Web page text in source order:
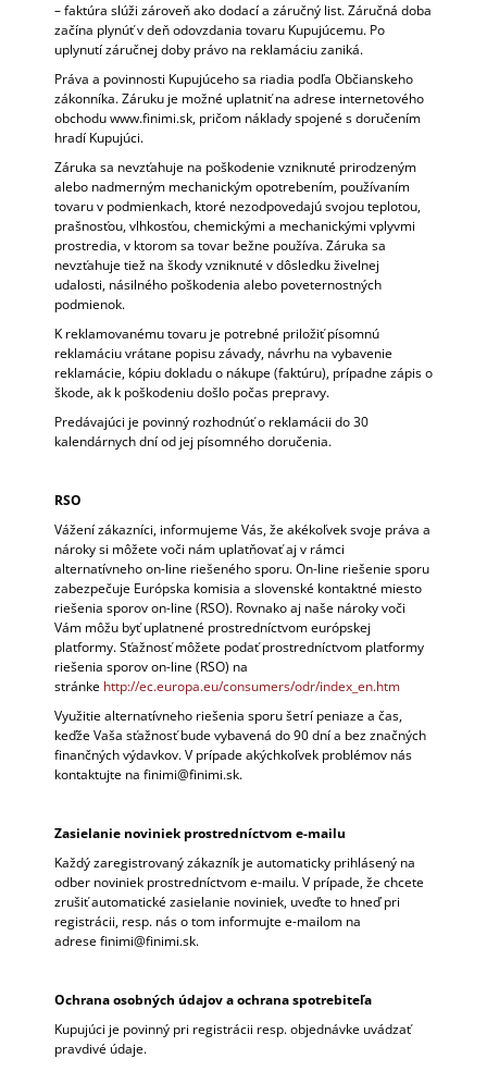
– faktúra slúži zároveň ako dodací a záručný list. Záručná doba
začína plynúť v deň odovzdania tovaru Kupujúcemu. Po
uplynutí záručnej doby právo na reklamáciu zaniká.
Práva a povinnosti Kupujúceho sa riadia podľa Občianskeho
zákonníka. Záruku je možné uplatniť na adrese internetového
obchodu www.finimi.sk, pričom náklady spojené s doručením
hradí Kupujúci.
Záruka sa nevzťahuje na poškodenie vzniknuté prirodzeným
alebo nadmerným mechanickým opotrebením, používaním
tovaru v podmienkach, ktoré nezodpovedajú svojou teplotou,
prašnosťou, vlhkosťou, chemickými a mechanickými vplyvmi
prostredia, v ktorom sa tovar bežne používa. Záruka sa
nevzťahuje tiež na škody vzniknuté v dôsledku živelnej
udalosti, násilného poškodenia alebo poveternostných
podmienok.
K reklamovanému tovaru je potrebné priložiť písomnú
reklamáciu vrátane popisu závady, návrhu na vybavenie
reklamácie, kópiu dokladu o nákupe (faktúru), prípadne zápis o
škode, ak k poškodeniu došlo počas prepravy.
Predávajúci je povinný rozhodnúť o reklamácii do 30
kalendárnych dní od jej písomného doručenia.
RSO
Vážení zákazníci, informujeme Vás, že akékoľvek svoje práva a
nároky si môžete voči nám uplatňovať aj v rámci
alternatívneho on-line riešeného sporu. On-line riešenie sporu
zabezpečuje Európska komisia a slovenské kontaktné miesto
riešenia sporov on-line (RSO). Rovnako aj naše nároky voči
Vám môžu byť uplatnené prostredníctvom európskej
platformy. Sťažnosť môžete podať prostredníctvom platformy
riešenia sporov on-line (RSO) na
stránke http://ec.europa.eu/consumers/odr/index_en.htm
Využitie alternatívneho riešenia sporu šetrí peniaze a čas,
keďže Vaša sťažnosť bude vybavená do 90 dní a bez značných
finančných výdavkov. V prípade akýchkoľvek problémov nás
kontaktujte na finimi@finimi.sk.
Zasielanie noviniek prostredníctvom e-mailu
Každý zaregistrovaný zákazník je automaticky prihlásený na
odber noviniek prostredníctvom e-mailu. V prípade, že chcete
zrušiť automatické zasielanie noviniek, uveďte to hneď pri
registrácii, resp. nás o tom informujte e-mailom na
adrese finimi@finimi.sk.
Ochrana osobných údajov a ochrana spotrebiteľa
Kupujúci je povinný pri registrácii resp. objednávke uvádzať
pravdivé údaje.